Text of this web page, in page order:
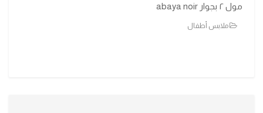
مول ٢ بجوار abaya noir
ملابس أطفال